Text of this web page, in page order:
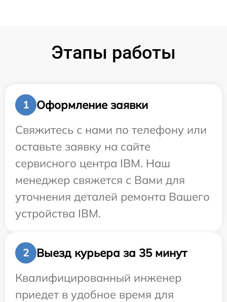
Этапы работы
1
Оформление заявки
Свяжитесь с нами по телефону или
оставьте заявку на сайте
сервисного центра IBM. Наш
менеджер свяжется с Вами для
уточнения деталей ремонта Вашего
устройства IBM.
2
Выезд курьера за 35 минут
Квалифицированный инженер
приедет в удобное время для